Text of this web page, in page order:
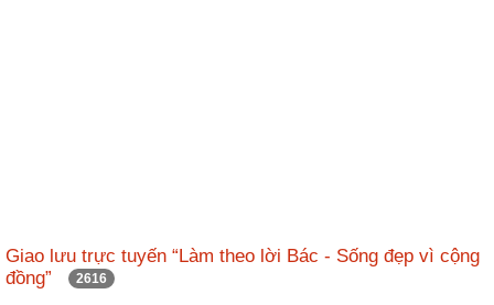
Giao lưu trực tuyến “Làm theo lời Bác - Sống đẹp vì cộng
đồng”
2616